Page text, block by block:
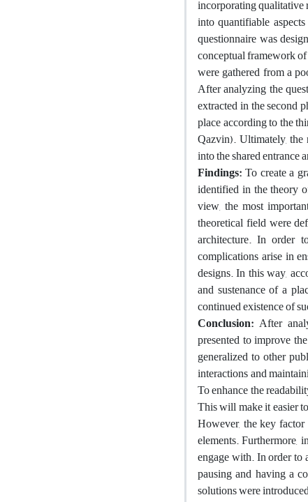
incorporating qualitative
into quantifiable
questionnaire was
conceptual framework
were gathered from a
After analyzing the
extracted in the second
place according to the
Qazvin). Ultimately,
into the shared entrance
Findings:To create a
identified in the theory
view, the most
theoretical field were
architecture. In order
complications arise in
designs. In this way,
and sustenance of a
continued existence of
Conclusion: After
presented to improve
generalized to other
interactions and
To enhance the
This will make it easier
However, the key
elements. Furthermore,
engage with. In order to
pausing and having a
solutions were